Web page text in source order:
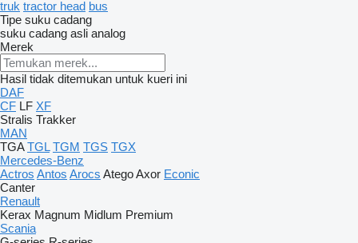
truk tractor head bus
Tipe suku cadang
suku cadang asli analog
Merek
Hasil tidak ditemukan untuk kueri ini
DAF
CF LF XF
Stralis Trakker
MAN
TGA TGL TGM TGS TGX
Mercedes-Benz
Actros Antos Arocs AtegoAxor Econic
Canter
Renault
Kerax Magnum Midlum Premium
Scania